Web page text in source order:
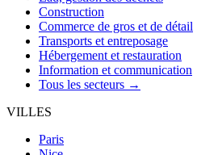
Construction
Commerce de gros et de détail
Transports et entreposage
Hébergement et restauration
Information et communication
Tous les secteurs →
VILLES
Paris